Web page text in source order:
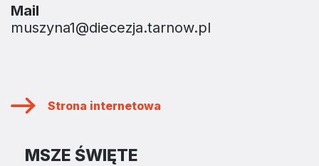
Mail
muszyna1@diecezja.tarnow.pl
Strona internetowa
MSZE ŚWIĘTE